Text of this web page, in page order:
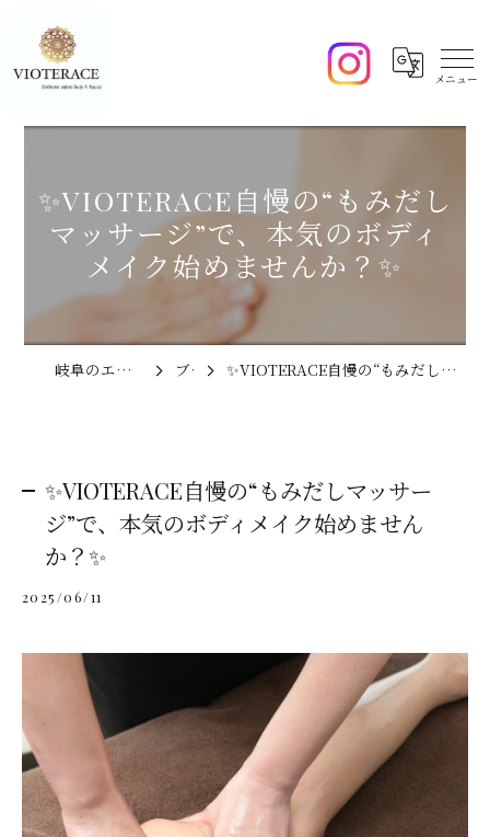
✨VIOTERACE自慢の“もみだし
マッサージ”で、本気のボディ
メイク始めませんか？✨
岐阜のエステならVIOTERACE ブログ ✨VIOTERACE自慢の“もみだしマッサージ”で、本気のボディメイク始めませんか？✨
✨VIOTERACE自慢の“もみだしマッサー
ジ”で、本気のボディメイク始めません
か？✨
2025/06/11